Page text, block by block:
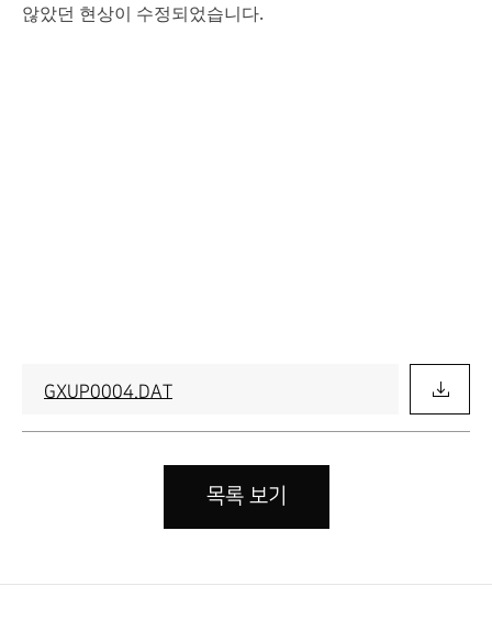
않았던 현상이 수정되었습니다.
GXUP0004.DAT
목록 보기